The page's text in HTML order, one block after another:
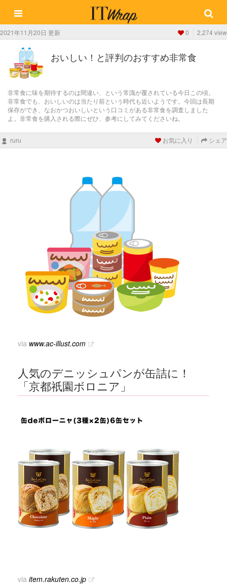
2021年11月20日 更新 0 2,274 view
おいしい！と評判のおすすめ非常食
非常食に味を期待するのは間違い、という常識が覆されている今日この頃。
非常食でも、おいしいのは当たり前という時代も近いようです。今回は長期
保存ができ、なおかつおいしいという口コミがある非常食を調査しました
よ。非常食を購入される際にぜひ、参考にしてみてくださいね。
ruru お気に入り シェア
via www.ac-illust.com
人気のデニッシュパンが缶詰に！
「京都祇園ボロニア」
via item.rakuten.co.jp